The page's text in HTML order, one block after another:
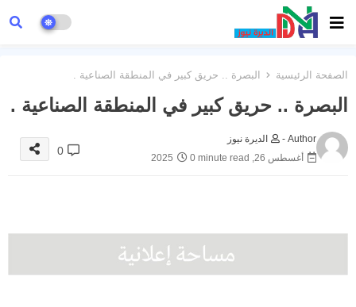
الصفحة الرئيسية البصرة .. حريق كبير في المنطقة الصناعية .
البصرة .. حريق كبير في المنطقة الصناعية .
Author -
الديرة نيوز
أغسطس 26, 2025
0 minute read
0